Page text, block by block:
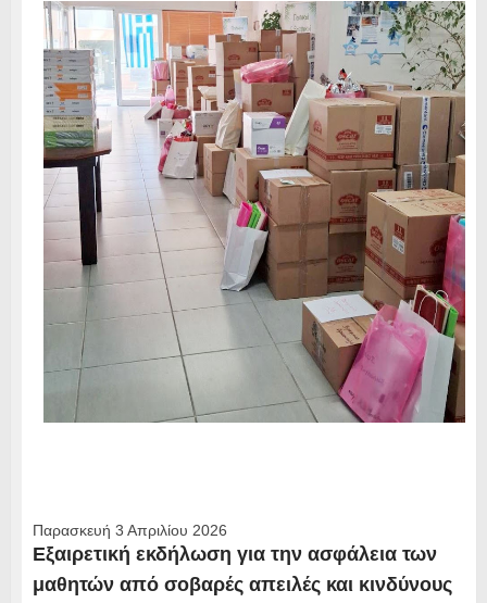
Παρασκευή 3 Απριλίου 2026
Εξαιρετική εκδήλωση για την ασφάλεια των
μαθητών από σοβαρές απειλές και κινδύνους